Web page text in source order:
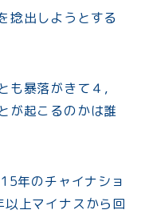
捻出しようとする
暴落がきて４，
が起こるのかは誰
年のチャイナショ
上マイナスから回